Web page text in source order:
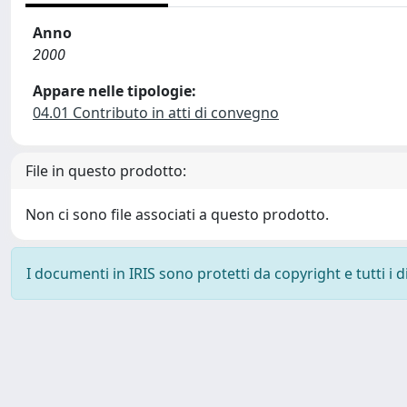
Anno
2000
Appare nelle tipologie:
04.01 Contributo in atti di convegno
File in questo prodotto:
Non ci sono file associati a questo prodotto.
I documenti in IRIS sono protetti da copyright e tutti i